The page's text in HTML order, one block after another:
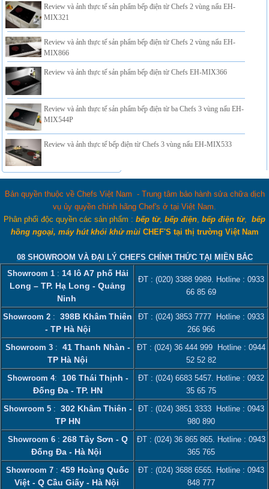
Review và ảnh thực tế sản phẩm bếp điện từ Chefs 2 vùng nấu EH-
MIX321
Review và ảnh thực tế sản phẩm bếp điện từ Chefs 2 vùng nấu EH-
MIX866
Review và ảnh thực tế sản phẩm bếp điện từ Chefs EH-MIX366
Review và ảnh thực tế sản phẩm bếp điện từ ba Chefs 3 vùng nấu EH-
MIX544P
Review và ảnh thực tế bếp điện từ Chefs 3 vùng nấu EH-MIX533
Bản quyền thuộc về Chefs Việt Nam - Trung tâm bảo hành sửa chữa dịch
vụ ủy quyền chính hãng Chef's ở tại Việt Nam.
Phân phối độc quyền các sản phẩm : bếp từ, bếp điện bếp điện từ, bếp
hồng ngoại, máy hút khói khử mùi CHEF'S tại thị trường Việt Nam
08 SHOWROOM VÀ ĐẠI LÝ CHEFS CHÍNH THỨC TẠI MIỀN BẮC
Showroom 1 : 14 lô A7 phố Hải
Long – TP. Hạ Long - Quảng
Ninh
ĐT : (020) 3388 9989 . Hotline : 0933
66 85 69
Showroom 2 : 398B Khâm Thiên
- TP Hà Nội
ĐT : (024) 3853 7777 Hotline : 0933
266 966
Showroom 3 : 41 Thanh Nhàn -
TP Hà Nội
ĐT : (024) 36 444 999 Hotline : 0944
52 52 82
Showroom 4: 106 Thái Thịnh -
Đống Đa - TP. HN
ĐT : (024) 6683 5457 . Hotline : 0932
35 65 75
Showroom 5 : 302 Khâm Thiên -
TP HN
ĐT : (024) 3851 3333 Hotline : 0943
980 890
Showroom 6 : 268 Tây Sơn - Q
Đống Đa - Hà Nội
ĐT : (024) 36 865 865 . Hotline : 0943
365 765
Showroom 7 : 459 Hoàng Quốc
Việt - Q Cầu Giấy - Hà Nội
ĐT : (024) 3688 6565 . Hotline : 0943
848 777